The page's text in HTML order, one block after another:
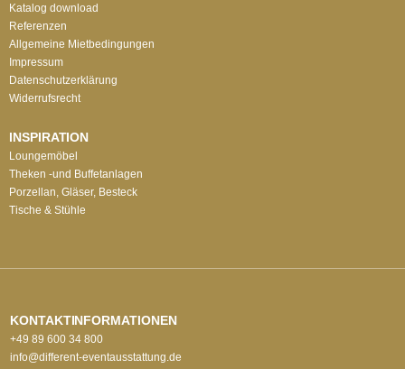
Katalog download
Referenzen
Allgemeine Mietbedingungen
Impressum
Datenschutzerklärung
Widerrufsrecht
INSPIRATION
Loungemöbel
Theken -und Buffetanlagen
Porzellan, Gläser, Besteck
Tische & Stühle
KONTAKTINFORMATIONEN
+49 89 600 34 800
info@different-eventausstattung.de